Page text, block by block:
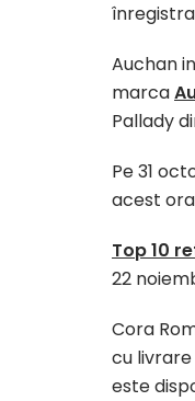
Auchan
marca
Pallady
Pe 31
acest
Top 10
22
Cora
cu
este